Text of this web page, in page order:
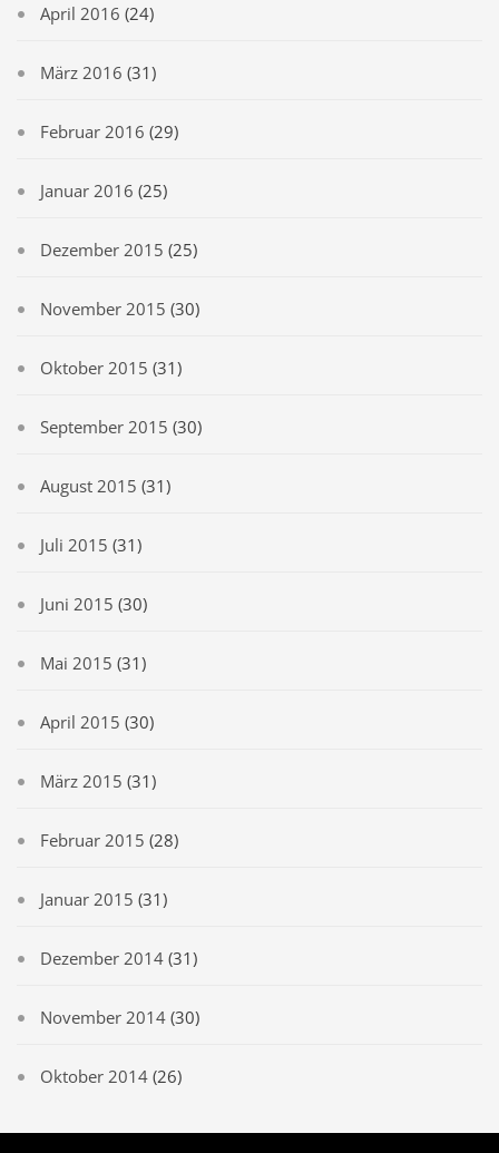
April 2016 (24)
März 2016 (31)
Februar 2016 (29)
Januar 2016 (25)
Dezember 2015 (25)
November 2015 (30)
Oktober 2015 (31)
September 2015 (30)
August 2015 (31)
Juli 2015 (31)
Juni 2015 (30)
Mai 2015 (31)
April 2015 (30)
März 2015 (31)
Februar 2015 (28)
Januar 2015 (31)
Dezember 2014 (31)
November 2014 (30)
Oktober 2014 (26)